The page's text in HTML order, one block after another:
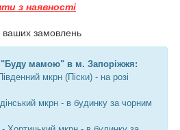
з наявності
ваших замовлень
"Буду мамою" в м. Запоріжжя:
мкрн (Піски) - на розі
мкрн - в будинку за чорним